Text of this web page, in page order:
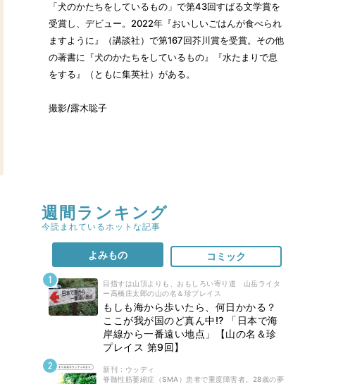
「犬のかたちをしているもの」で第43回すばる文学賞を
受賞し、デビュー。2022年『おいしいごはんが食べられ
ますように』（講談社）で第167回芥川賞を受賞。その他
の著書に『犬のかたちをしているもの』『水たまりで息
をする』（ともに集英社）がある。
撮影/露木聡子
週間ランキング
今読まれているホットな記事
よみもの コミック
目指すは山頂よりも、おもしろい寄り道 山岳ライタ
ー高橋庄太郎の山の名＆珍プレイス
もしも海から歩いたら、何日かかる？
ここが我が国のど真ん中!? 「日本で海
岸線から一番遠い地点」【山の名＆珍
プレイス 第9回】
新刊 : ウッディ
脊髄性筋萎縮症（SMA）患者で重度障害者。28歳の夢